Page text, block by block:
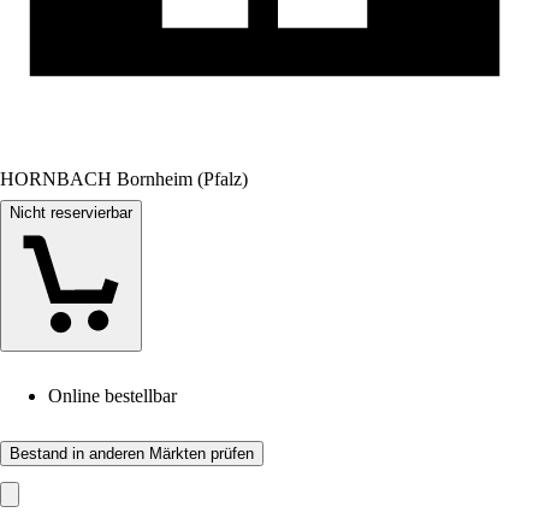
HORNBACH Bornheim (Pfalz)
Nicht reservierbar
Online bestellbar
Bestand in anderen Märkten prüfen